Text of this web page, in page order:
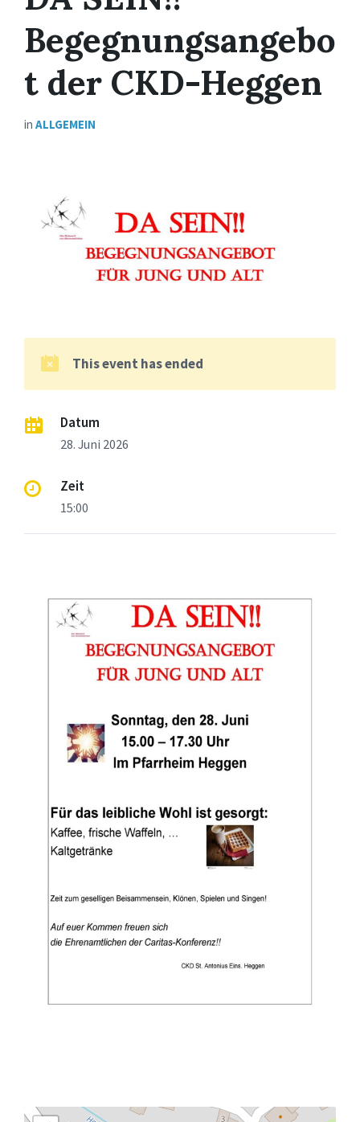
Begegnungsangebo
t der CKD-Heggen
in ALLGEMEIN
This event has ended
Datum
28. Juni 2026
Zeit
15:00